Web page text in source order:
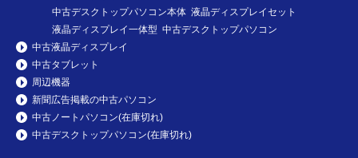
中古デスクトップパソコン本体 液晶ディスプレイセット
液晶ディスプレイ一体型 中古デスクトップパソコン
中古液晶ディスプレイ
中古タブレット
周辺機器
新聞広告掲載の中古パソコン
中古ノートパソコン(在庫切れ)
中古デスクトップパソコン(在庫切れ)